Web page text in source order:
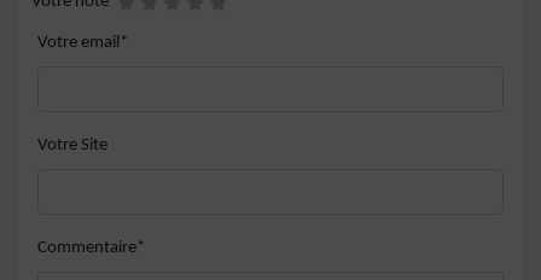
Votre email*
Votre Site
Commentaire*